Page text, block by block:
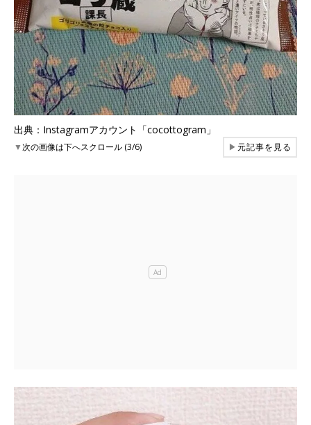
出典：Instagramアカウント「cocottogram」
▼次の画像は下へスクロール (3/6) ▶元記事を見る